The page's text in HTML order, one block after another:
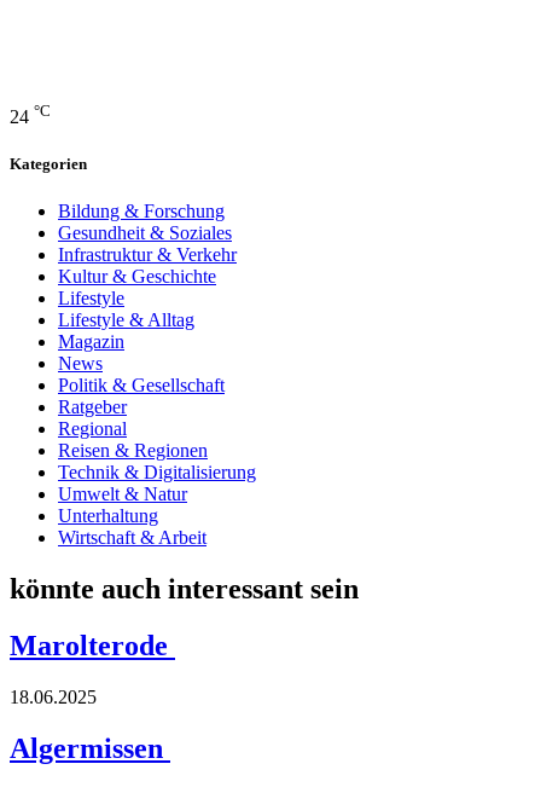
24 °C
Kategorien
Bildung & Forschung
Gesundheit & Soziales
Infrastruktur & Verkehr
Kultur & Geschichte
Lifestyle
Lifestyle & Alltag
Magazin
News
Politik & Gesellschaft
Ratgeber
Regional
Reisen & Regionen
Technik & Digitalisierung
Umwelt & Natur
Unterhaltung
Wirtschaft & Arbeit
könnte auch interessant sein
Marolterode
18.06.2025
Algermissen